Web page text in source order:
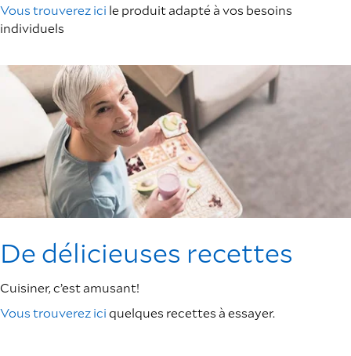
Vous trouverez ici le produit adapté à vos besoins
individuels
De délicieuses recettes
Cuisiner, c’est amusant!
Vous trouverez iciquelques recettes à essayer.